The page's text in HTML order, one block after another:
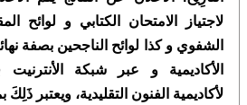
لاجتياز الامتحان الكتابي و لوائح
الشفوي و كذا لوائح الناجحين بصفة
الأكاديمية و عبر شبكة الأنترنيت
لأكاديمية الفنون التقليدية، ويعتبر ذَلِكَ